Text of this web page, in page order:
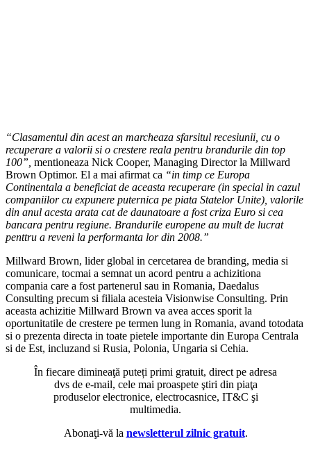
“Clasamentul din acest an marcheaza sfarsitul recesiunii, cu o
recuperare a valorii si o crestere reala pentru brandurile din top
100”, mentioneaza Nick Cooper, Managing Director la Millward
Brown Optimor. El a mai afirmat ca “in timp ce Europa
Continentala a beneficiat de aceasta recuperare (in special in cazul
companiilor cu expunere puternica pe piata Statelor Unite), valorile
din anul acesta arata cat de daunatoare a fost criza Euro si cea
bancara pentru regiune. Brandurile europene au mult de lucrat
penttru a reveni la performanta lor din 2008.”
Millward Brown, lider global in cercetarea de branding, media si
comunicare, tocmai a semnat un acord pentru a achizitiona
compania care a fost partenerul sau in Romania, Daedalus
Consulting precum si filiala acesteia Visionwise Consulting. Prin
aceasta achizitie Millward Brown va avea acces sporit la
oportunitatile de crestere pe termen lung in Romania, avand totodata
si o prezenta directa in toate pietele importante din Europa Centrala
si de Est, incluzand si Rusia, Polonia, Ungaria si Cehia.
În fiecare dimineaţă puteți primi gratuit, direct pe adresa
dvs de e-mail, cele mai proaspete ştiri din piaţa
produselor electronice, electrocasnice, IT&C şi
multimedia.
Abonaţi-vă la newsletterul zilnic gratuit.